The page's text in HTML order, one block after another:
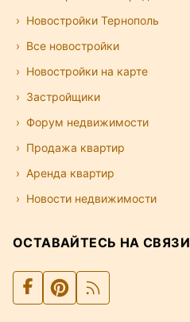
Новостройки Тернополь
Все новостройки
Новостройки на карте
Застройщики
Форум недвижимости
Продажа квартир
Аренда квартир
Новости недвижимости
ОСТАВАЙТЕСЬ НА СВЯЗИ